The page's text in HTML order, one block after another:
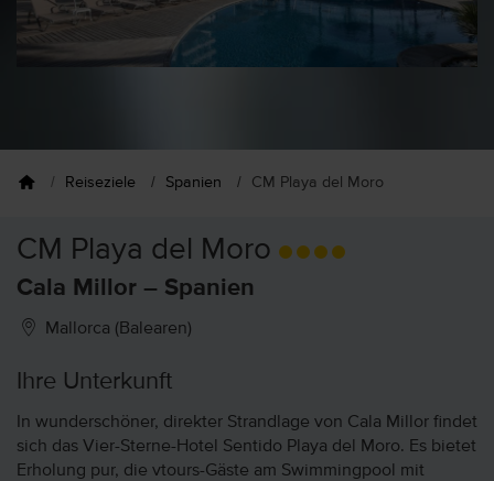
Reiseziele Spanien CM Playa del Moro
CM Playa del Moro
Cala Millor – Spanien
Mallorca (Balearen)
Ihre Unterkunft
In wunderschöner, direkter Strandlage von Cala Millor findet
sich das Vier-Sterne-Hotel Sentido Playa del Moro. Es bietet
Erholung pur, die vtours-Gäste am Swimmingpool mit